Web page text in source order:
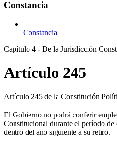
Constancia
Constancia
Capítulo 4 - De la Jurisdicción
Artículo 245
Artículo 245 de la Constitución
El Gobierno no podrá conferir
Constitucional durante el período de
dentro del año siguiente a su retiro.